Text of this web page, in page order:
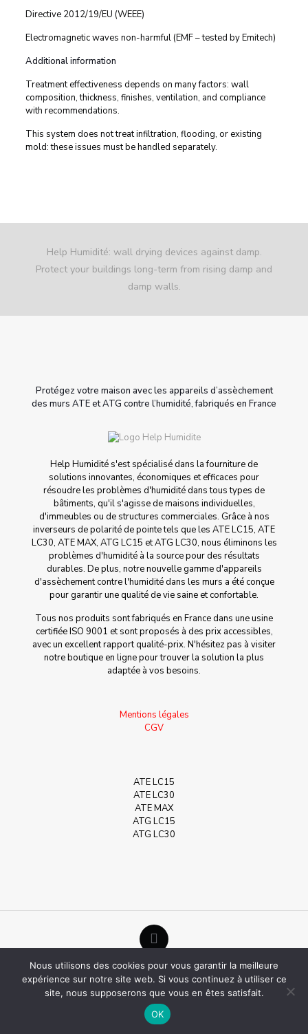
Directive 2012/19/EU (WEEE)
Electromagnetic waves non-harmful (EMF – tested by Emitech)
Additional information
Treatment effectiveness depends on many factors: wall
composition, thickness, finishes, ventilation, and compliance
with recommendations.
This system does not treat infiltration, flooding, or existing
mold: these issues must be handled separately.
Help Humidité: wall drying devices against damp.
Protect your buildings long-term from rising damp and
damp walls.
Protégez votre maison avec les appareils d’assèchement
des murs ATE et ATG contre l’humidité, fabriqués en France
Help Humidité s'est spécialisé dans la fourniture de
solutions innovantes, économiques et efficaces pour
résoudre les problèmes d'humidité dans tous types de
bâtiments, qu'il s'agisse de maisons individuelles,
d'immeubles ou de structures commerciales. Grâce à nos
inverseurs de polarité de pointe tels que les ATE LC15, ATE
LC30, ATE MAX, ATG LC15 et ATG LC30, nous éliminons les
problèmes d'humidité à la source pour des résultats
durables. De plus, notre nouvelle gamme d'appareils
d'assèchement contre l'humidité dans les murs a été conçue
pour garantir une qualité de vie saine et confortable.
Tous nos produits sont fabriqués en France dans une usine
certifiée ISO 9001 et sont proposés à des prix accessibles,
avec un excellent rapport qualité-prix. N'hésitez pas à visiter
notre boutique en ligne pour trouver la solution la plus
adaptée à vos besoins.
Mentions légales
CGV
ATE LC15
ATE LC30
ATE MAX
ATG LC15
ATG LC30
©Help Humidité - 2020
Nous utilisons des cookies pour vous garantir la meilleure
expérience sur notre site web. Si vous continuez à utiliser ce
site, nous supposerons que vous en êtes satisfait.
OK